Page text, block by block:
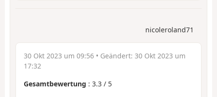
nicoleroland71
30 Okt 2023 um 09:56 • Geändert: 30 Okt 2023 um
17:32
Gesamtbewertung : 3.3 / 5